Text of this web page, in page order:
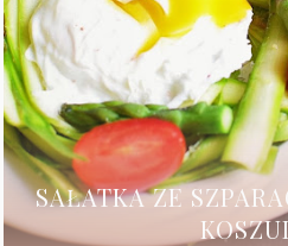
SAŁATKA ZE